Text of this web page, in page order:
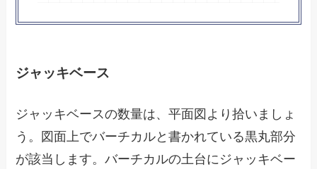
ジャッキベース
ジャッキベースの数量は、平面図より拾いましょ
う。図面上でバーチカルと書かれている黒丸部分
が該当します。バーチカルの土台にジャッキベー